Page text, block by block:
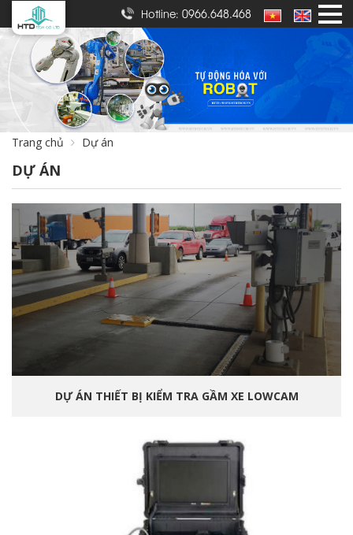
Hotline: 0966.648.468
Trang chủ Dự án
DỰ ÁN
DỰ ÁN THIẾT BỊ KIỂM TRA GẦM XE LOWCAM